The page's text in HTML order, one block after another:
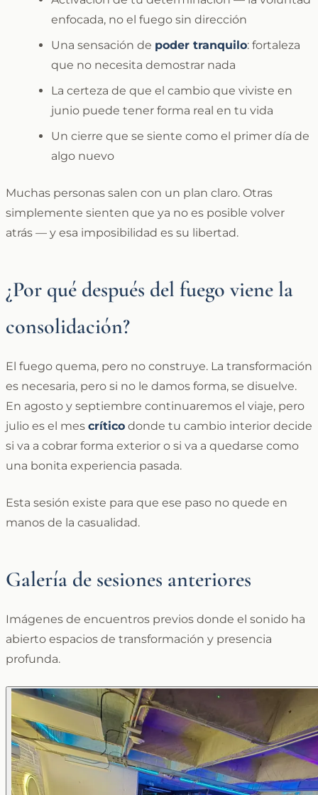
enfocada, no el fuego sin dirección
Una sensación de poder tranquilo: fortaleza
que no necesita demostrar nada
La certeza de que el cambio que viviste en
junio puede tener forma real en tu vida
Un cierre que se siente como el primer día de
algo nuevo
Muchas personas salen con un plan claro. Otras
simplemente sienten que ya no es posible volver
atrás — y esa imposibilidad es su libertad.
¿Por qué después del fuego viene la
consolidación?
El fuego quema, pero no construye. La transformación
es necesaria, pero si no le damos forma, se disuelve.
En agosto y septiembre continuaremos el viaje, pero
julio es el mes crítico donde tu cambio interior decide
si va a cobrar forma exterior o si va a quedarse como
una bonita experiencia pasada.
Esta sesión existe para que ese paso no quede en
manos de la casualidad.
Galería de sesiones anteriores
Imágenes de encuentros previos donde el sonido ha
abierto espacios de transformación y presencia
profunda.